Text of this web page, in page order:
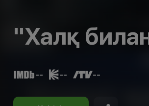
"Халқ
-- -- --